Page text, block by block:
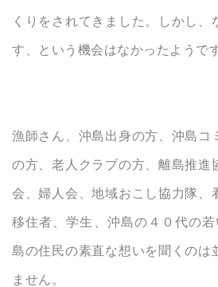
くりをされてきました。しかし、
す、という機会はなかったようです
漁師さん、沖島出身の方、沖島コ
の方、老人クラブの方、離島推進
会、婦人会、地域おこし協力隊、
移住者、学生、沖島の４０代の
島の住民の素直な想いを聞くのは
ません。